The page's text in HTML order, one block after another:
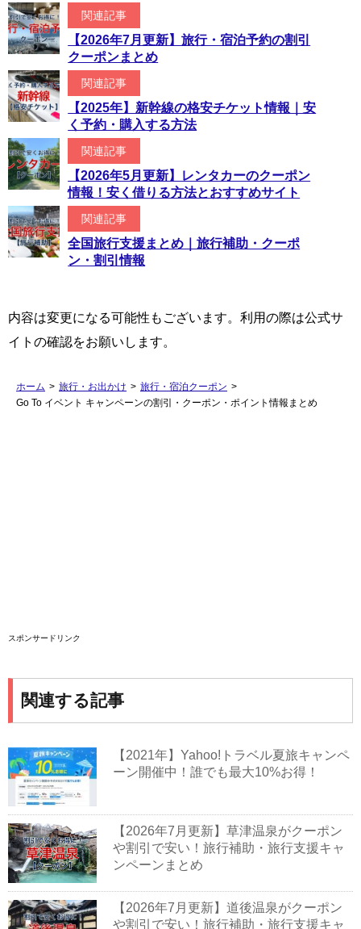
関連記事
【2026年7月更新】旅行・宿泊予約の割引
クーポンまとめ
関連記事
【2025年】新幹線の格安チケット情報｜安
く予約・購入する方法
関連記事
【2026年5月更新】レンタカーのクーポン
情報！安く借りる方法とおすすめサイト
関連記事
全国旅行支援まとめ｜旅行補助・クーポ
ン・割引情報
内容は変更になる可能性もございます。利用の際は公式サ
イトの確認をお願いします。
ホーム > 旅行・お出かけ > 旅行・宿泊クーポン >
Go To イベント キャンペーンの割引・クーポン・ポイント情報まとめ
スポンサードリンク
関連する記事
【2021年】Yahoo!トラベル夏旅キャンペ
ーン開催中！誰でも最大10%お得！
【2026年7月更新】草津温泉がクーポン
や割引で安い！旅行補助・旅行支援キャ
ンペーンまとめ
【2026年7月更新】道後温泉がクーポン
や割引で安い！旅行補助・旅行支援キャ